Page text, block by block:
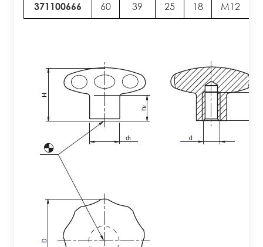
371100666 60 39 25 18 M12